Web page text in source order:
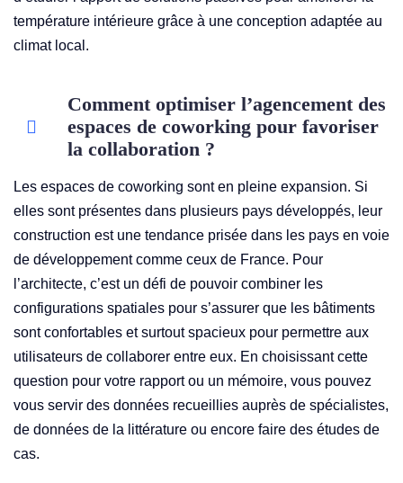
température intérieure grâce à une conception adaptée au
climat local.
Comment optimiser l’agencement des
espaces de coworking pour favoriser
la collaboration ?
Les espaces de coworking sont en pleine expansion. Si
elles sont présentes dans plusieurs pays développés, leur
construction est une tendance prisée dans les pays en voie
de développement comme ceux de France. Pour
l’architecte, c’est un défi de pouvoir combiner les
configurations spatiales pour s’assurer que les bâtiments
sont confortables et surtout spacieux pour permettre aux
utilisateurs de collaborer entre eux. En choisissant cette
question pour votre rapport ou un mémoire, vous pouvez
vous servir des données recueillies auprès de spécialistes,
de données de la littérature ou encore faire des études de
cas.